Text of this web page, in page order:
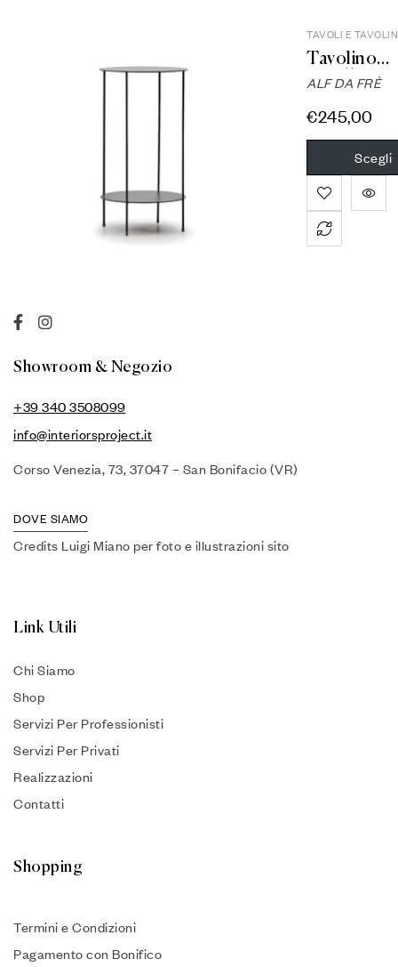
TAVOLI E
Tavolino
metallo
ALF DA FRÈ
€245,00
Scegli
Showroom & Negozio
+39 340 3508099
info@interiorsproject.it
Corso Venezia, 73, 37047 – San Bonifacio (VR)
DOVE SIAMO
Credits Luigi Miano per foto e illustrazioni sito
Link Utili
Chi Siamo
Shop
Servizi Per Professionisti
Servizi Per Privati
Realizzazioni
Contatti
Shopping
Termini e Condizioni
Pagamento con Bonifico